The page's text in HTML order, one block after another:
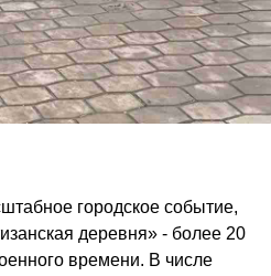
городское событие,
деревня» - более 20
времени. В числе